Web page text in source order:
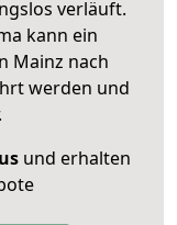
verläuft.
kann ein
Mainz nach
werden und
und erhalten